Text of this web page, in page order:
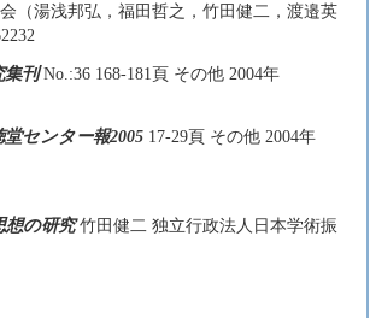
湯浅邦弘，福田哲之，竹田健二，渡邉英
集刊No.:36 168-181頁 その他 2004年
堂センター報2005 17-29頁 その他 2004年
想の研究竹田健二 独立行政法人日本学術振